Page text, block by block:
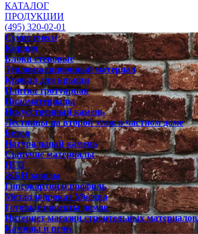
КАТАЛОГ
ПРОДУКЦИИ
(495) 320-02-01
Сухие смеси
Кирпич
Блоки стеновые
Теплоизоляционный материал
Кровля для крыши
Плитка тротуарная
Пиломатериалы
Искусственный камень
Лестницы на второй этаж в частном доме
Бетон
Натуральный камень
Сыпучие материалы
ПГП
ЖБИ заводы
Гипсокартон и профиль
Металлопрокат Москва
Готовые проекты домов
Интернет магазин строительных материалов
Камины и печи